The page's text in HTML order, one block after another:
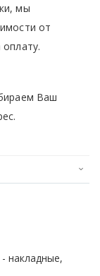
мы
от
Ваш
накладные,